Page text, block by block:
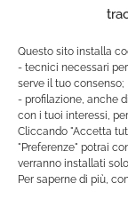
Questo sito installa
- tecnici necessari
serve il tuo consenso;
- profilazione, anche
con i tuoi interessi,
Cliccando "Accetta
"Preferenze" potrai
verranno installati
Per saperne di più,